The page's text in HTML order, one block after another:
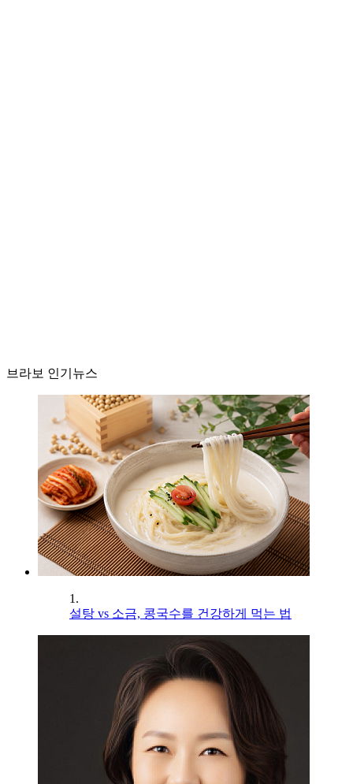
브라보 인기뉴스
1.
설탕 vs 소금, 콩국수를 건강하게 먹는 법